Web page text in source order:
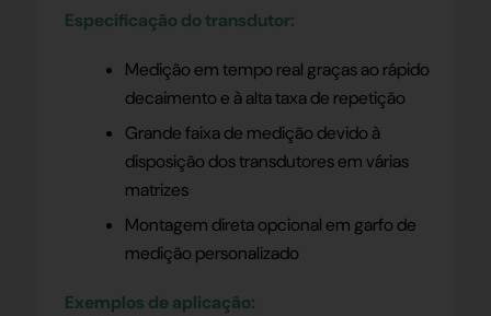
Especificação do transdutor:
Medição em tempo real graças ao rápido
decaimento e à alta taxa de repetição
Grande faixa de medição devido à
disposição dos transdutores em várias
matrizes
Montagem direta opcional em garfo de
medição personalizado
Exemplos de aplicação: